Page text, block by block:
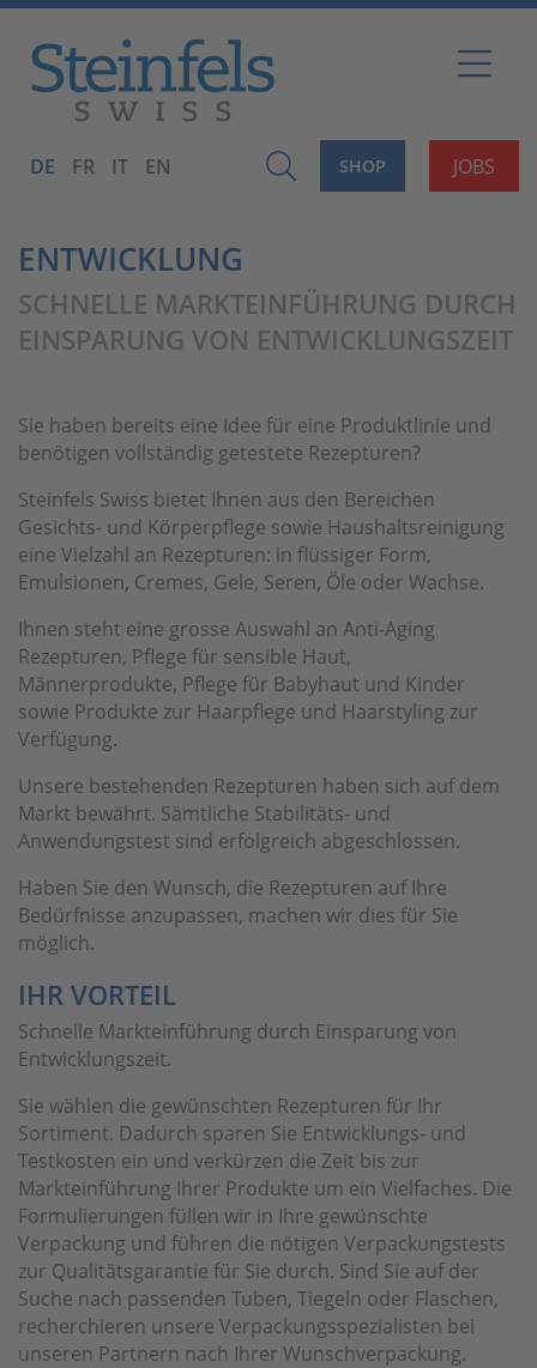
JOBS
SHOP
DE FR IT EN
ENTWICKLUNG
SCHNELLE MARKTEINFÜHRUNG DURCH
EINSPARUNG VON ENTWICKLUNGSZEIT
Sie haben bereits eine Idee für eine Produktlinie und
benötigen vollständig getestete Rezepturen?
Steinfels Swiss bietet Ihnen aus den Bereichen
Gesichts- und Körperpflege sowie Haushaltsreinigung
eine Vielzahl an Rezepturen: in flüssiger Form,
Emulsionen, Cremes, Gele, Seren, Öle oder Wachse.
Ihnen steht eine grosse Auswahl an Anti-Aging
Rezepturen, Pflege für sensible Haut,
Männerprodukte, Pflege für Babyhaut und Kinder
sowie Produkte zur Haarpflege und Haarstyling zur
Verfügung.
Unsere bestehenden Rezepturen haben sich auf dem
Markt bewährt. Sämtliche Stabilitäts- und
Anwendungstest sind erfolgreich abgeschlossen.
Haben Sie den Wunsch, die Rezepturen auf Ihre
Bedürfnisse anzupassen, machen wir dies für Sie
möglich.
IHR VORTEIL
Schnelle Markteinführung durch Einsparung von
Entwicklungszeit.
Sie wählen die gewünschten Rezepturen für Ihr
Sortiment. Dadurch sparen Sie Entwicklungs- und
Testkosten ein und verkürzen die Zeit bis zur
Markteinführung Ihrer Produkte um ein Vielfaches. Die
Formulierungen füllen wir in Ihre gewünschte
Verpackung und führen die nötigen Verpackungstests
zur Qualitätsgarantie für Sie durch. Sind Sie auf der
Suche nach passenden Tuben, Tiegeln oder Flaschen,
recherchieren unsere Verpackungsspezialisten bei
unseren Partnern nach Ihrer Wunschverpackung.